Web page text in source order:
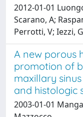
2012-01-01
Scarano, A;
Perrotti, V; Iezzi,
A new porous
promotion of
maxillary
and histologic
2003-01-01